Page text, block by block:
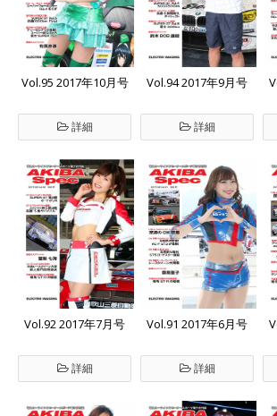
Vol.95 2017年10月号
詳細
Vol.94 2017年9月号
詳細
Vol.92 2017年7月号
詳細
Vol.91 2017年6月号
詳細